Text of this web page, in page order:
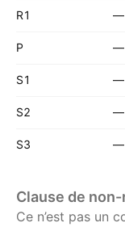
R1 —
P —
S1 —
S2 —
S3 —
Clause de
Ce n’est pas un